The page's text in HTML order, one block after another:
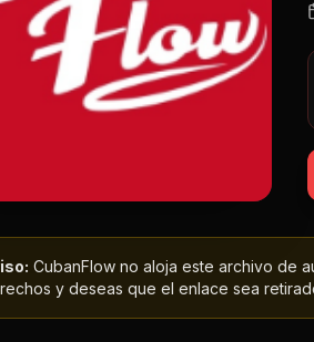
CubanFlow no aloja este archivo de
y deseas que el enlace sea